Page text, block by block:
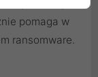
pomaga w
ransomware.